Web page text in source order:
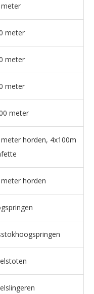
meter
meter
meter
meter
horden, 4x100m
horden